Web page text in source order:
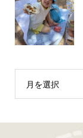
月を選択